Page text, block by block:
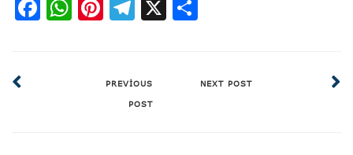
Facebook
WhatsApp
Pinterest
Telegram
X
PREVIOUS
POST
NEXT POST